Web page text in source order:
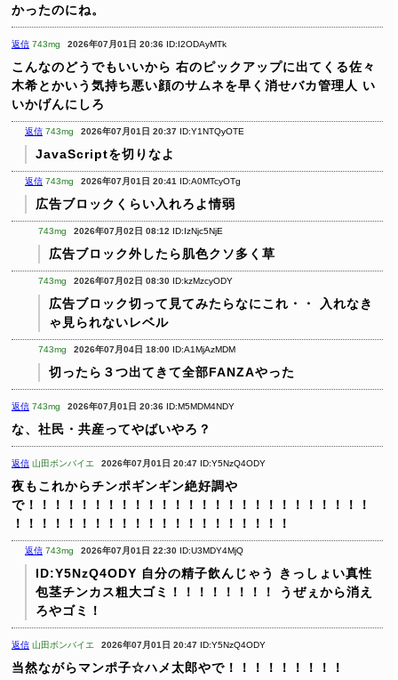
かったのにね。
返信 743mg 2026年07月01日 20:36 ID:I2ODAyMTk
こんなのどうでもいいから 右のピックアップに出てくる佐々
木希とかいう気持ち悪い顔のサムネを早く消せバカ管理人 い
いかげんにしろ
返信 743mg 2026年07月01日 20:37 ID:Y1NTQyOTE
JavaScriptを切りなよ
返信 743mg 2026年07月01日 20:41 ID:A0MTcyOTg
広告ブロックくらい入れろよ情弱
743mg 2026年07月02日 08:12 ID:IzNjc5NjE
広告ブロック外したら肌色クソ多く草
743mg 2026年07月02日 08:30 ID:kzMzcyODY
広告ブロック切って見てみたらなにこれ・・
入れなき
ゃ見られないレベル
743mg 2026年07月04日 18:00 ID:A1MjAzMDM
切ったら３つ出てきて全部FANZAやった
返信 743mg 2026年07月01日 20:36 ID:M5MDM4NDY
な、社民・共産ってやばいやろ？
返信 山田ボンバイエ 2026年07月01日 20:47 ID:Y5NzQ4ODY
夜もこれからチンポギンギン絶好調や
で！！！！！！！！！！！！！！！！！！！！！！！！！！
！！！！！！！！！！！！！！！！！！！！！
返信 743mg 2026年07月01日 22:30 ID:U3MDY4MjQ
ID:Y5NzQ4ODY 自分の精子飲んじゃう きっしょい真性
包茎チンカス粗大ゴミ！！！！！！！！
うぜぇから消え
ろやゴミ！
返信 山田ボンバイエ 2026年07月01日 20:47 ID:Y5NzQ4ODY
当然ながらマンポ子☆ハメ太郎やで！！！！！！！！！